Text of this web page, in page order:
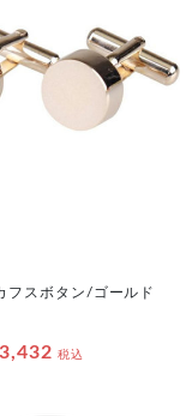
フスボタン/ゴールド
税込